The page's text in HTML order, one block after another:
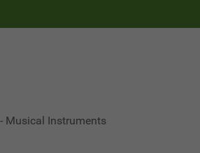
Musical Instruments